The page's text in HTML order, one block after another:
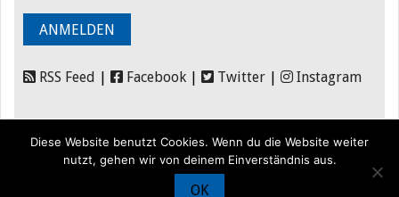
RSS Feed Facebook Twitter Instagram
Förderung|
Diese Website benutzt Cookies. Wenn du die Website weiter
nutzt, gehen wir von deinem Einverständnis aus.
OK